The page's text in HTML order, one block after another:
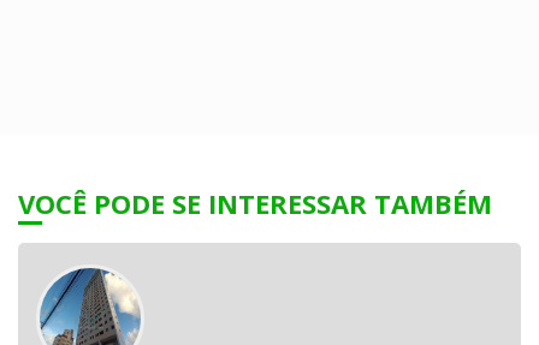
VOCÊ PODE SE INTERESSAR TAMBÉM